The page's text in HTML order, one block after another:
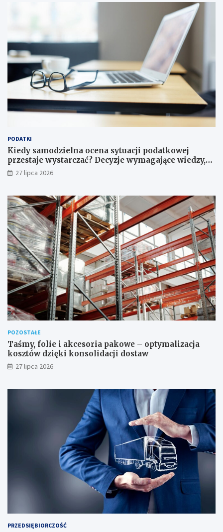
PODATKI
Kiedy samodzielna ocena sytuacji podatkowej
przestaje wystarczać? Decyzje wymagające wiedzy,
której nie zastąpi internet
27 lipca 2026
POZOSTAŁE
Taśmy, folie i akcesoria pakowe – optymalizacja
kosztów dzięki konsolidacji dostaw
27 lipca 2026
PRZEDSIĘBIORCZOŚĆ